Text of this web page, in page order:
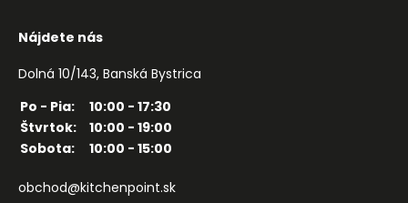
Nájdete nás
Dolná 10/143, Banská Bystrica
Po - Pia:
10:00 - 17:30
Štvrtok:
10:00 - 19:00
Sobota:
10:00 - 15:00
obchod@kitchenpoint.sk